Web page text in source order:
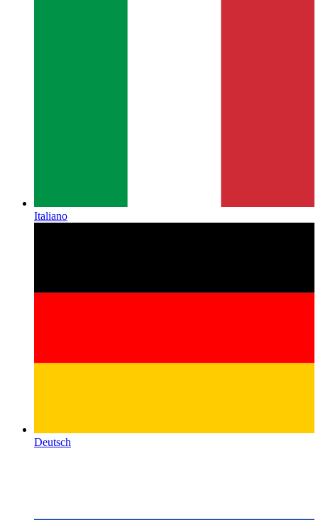
Italiano
Deutsch